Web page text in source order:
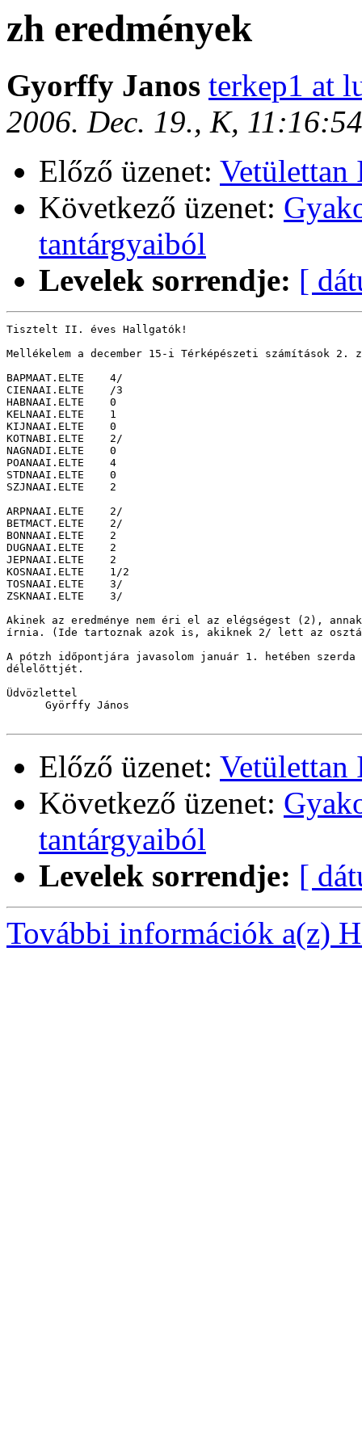
zh eredmények
Gyorffy Janos terkep1 at
2006. Dec. 19., K,
Előző üzenet: Vetülettan
Következő üzenet:
tantárgyaiból
Levelek sorrendje: [
Tisztelt II. éves Hallgatók!
Mellékelem a december 15-i Térképészeti számítások 2.
BAPMAAT.ELTE	4/
CIENAAI.ELTE	/3
HABNAAI.ELTE	0
KELNAAI.ELTE	1
KIJNAAI.ELTE	0
KOTNABI.ELTE	2/
NAGNADI.ELTE	0
POANAAI.ELTE	4
STDNAAI.ELTE	0
SZJNAAI.ELTE	2
ARPNAAI.ELTE	2/
BETMACT.ELTE	2/
BONNAAI.ELTE	2
DUGNAAI.ELTE	2
JEPNAAI.ELTE	2
KOSNAAI.ELTE	1/2
TOSNAAI.ELTE	3/
ZSKNAAI.ELTE	3/
Akinek az eredménye nem éri el az elégségest (2),
írnia. (Ide tartoznak azok is, akiknek 2/ lett az
A pótzh időpontjára javasolom január 1. hetében
délelőttjét.
Üdvözlettel
      Györffy János
Előző üzenet: Vetülettan
Következő üzenet:
tantárgyaiból
Levelek sorrendje: [
További információk a(z)